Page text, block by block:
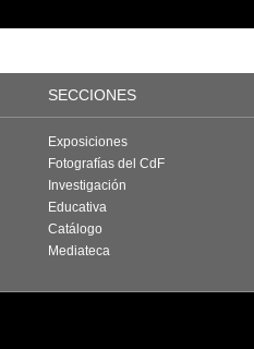
SECCIONES
Exposiciones
Fotografías del CdF
Investigación
Educativa
Catálogo
Mediateca